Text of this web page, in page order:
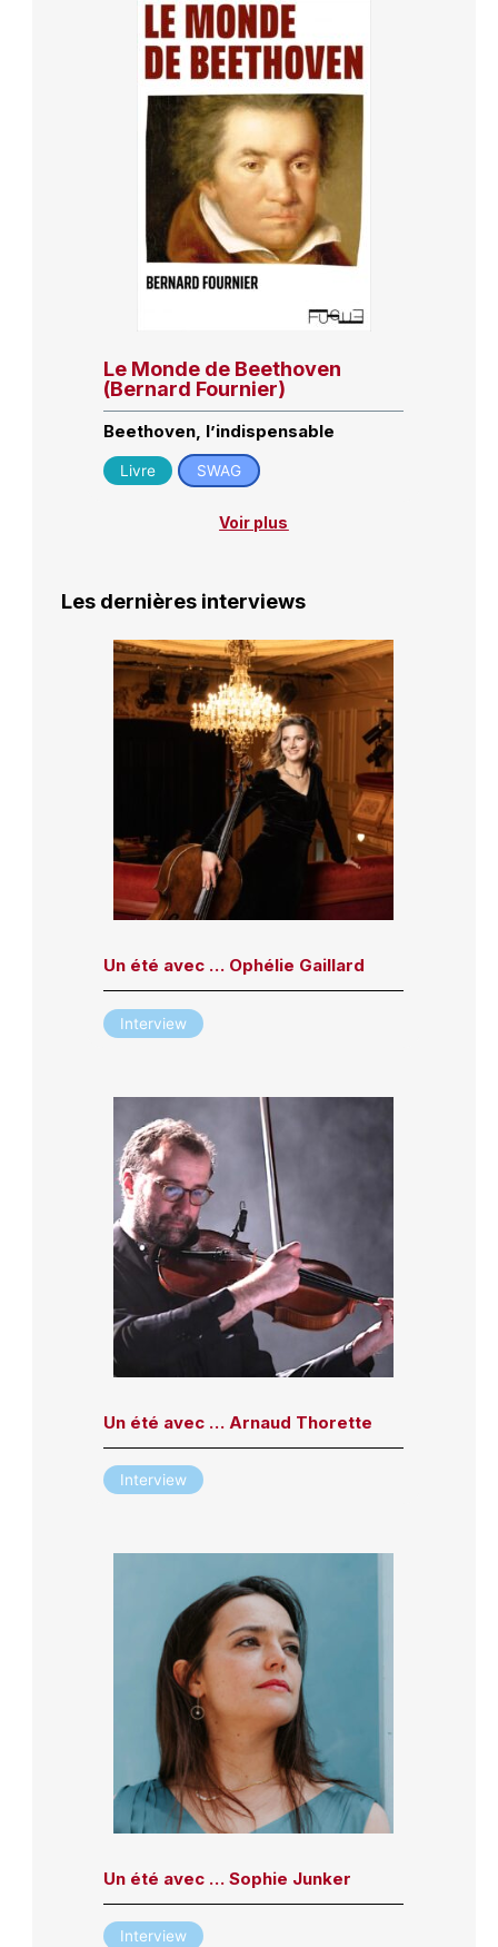
Le Monde de Beethoven
(Bernard Fournier)
Beethoven, l’indispensable
Livre SWAG
Voir plus
Les dernières interviews
Un été avec … Ophélie Gaillard
Interview
Un été avec … Arnaud Thorette
Interview
Un été avec … Sophie Junker
Interview